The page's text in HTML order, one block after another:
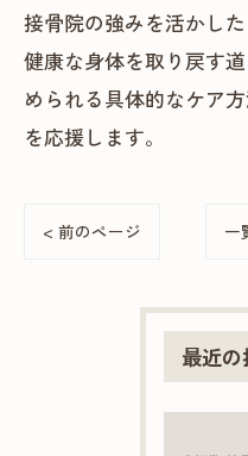
接骨院の強みを活かし
健康な身体を取り戻す
められる具体的なケア
を応援します。
< 前のページ 一
最近